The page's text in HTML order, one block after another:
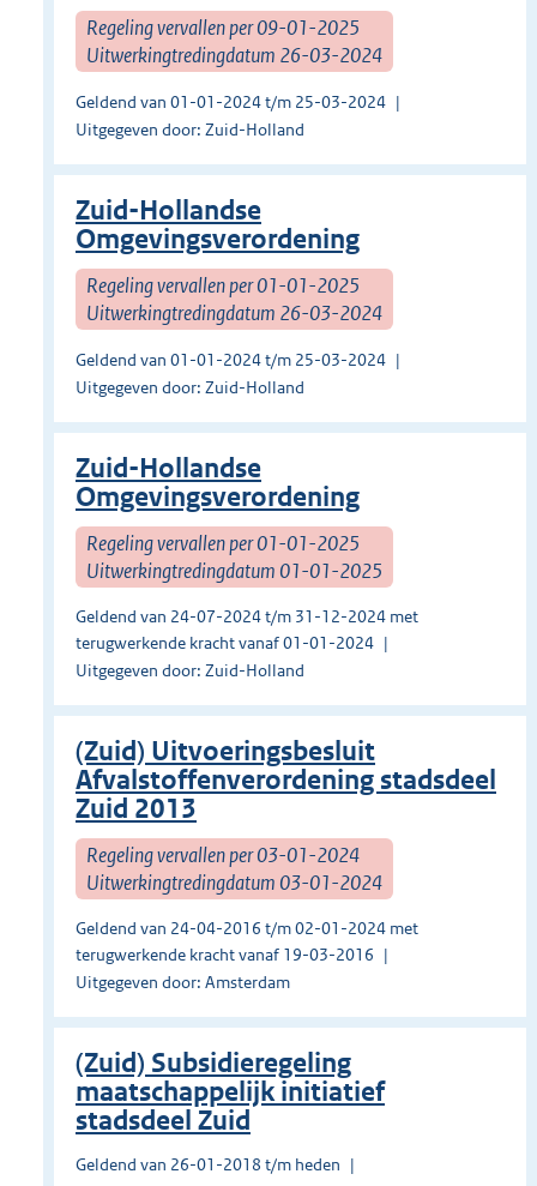
Regeling vervallen per 09-01-2025
Uitwerkingtredingdatum 26-03-2024
Geldend van 01-01-2024 t/m 25-03-2024
Uitgegeven door: Zuid-Holland
Zuid-Hollandse
Omgevingsverordening
Regeling vervallen per 01-01-2025
Uitwerkingtredingdatum 26-03-2024
Geldend van 01-01-2024 t/m 25-03-2024
Uitgegeven door: Zuid-Holland
Zuid-Hollandse
Omgevingsverordening
Regeling vervallen per 01-01-2025
Uitwerkingtredingdatum 01-01-2025
Geldend van 24-07-2024 t/m 31-12-2024 met
terugwerkende kracht vanaf 01-01-2024
Uitgegeven door: Zuid-Holland
(Zuid) Uitvoeringsbesluit
Afvalstoffenverordening stadsdeel
Zuid 2013
Regeling vervallen per 03-01-2024
Uitwerkingtredingdatum 03-01-2024
Geldend van 24-04-2016 t/m 02-01-2024 met
terugwerkende kracht vanaf 19-03-2016
Uitgegeven door: Amsterdam
(Zuid) Subsidieregeling
maatschappelijk initiatief
stadsdeel Zuid
Geldend van 26-01-2018 t/m heden